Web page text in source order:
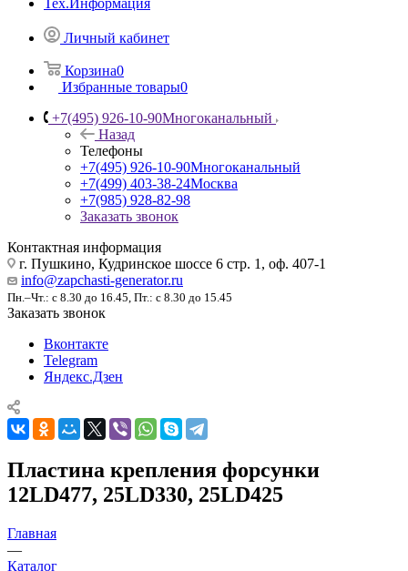
Тех.Информация
Личный кабинет
Корзина0
Избранные товары0
+7(495) 926-10-90Многоканальный
Назад
Телефоны
+7(495) 926-10-90Многоканальный
+7(499) 403-38-24Москва
+7(985) 928-82-98
Заказать звонок
Контактная информация
г. Пушкино, Кудринское шоссе 6 стр. 1, оф. 407-1
info@zapchasti-generator.ru
Пн.–Чт.: с 8.30 до 16.45, Пт.: с 8.30 до 15.45
Заказать звонок
Вконтакте
Telegram
Яндекс.Дзен
Пластина крепления форсунки
12LD477, 25LD330, 25LD425
Главная
—
Каталог